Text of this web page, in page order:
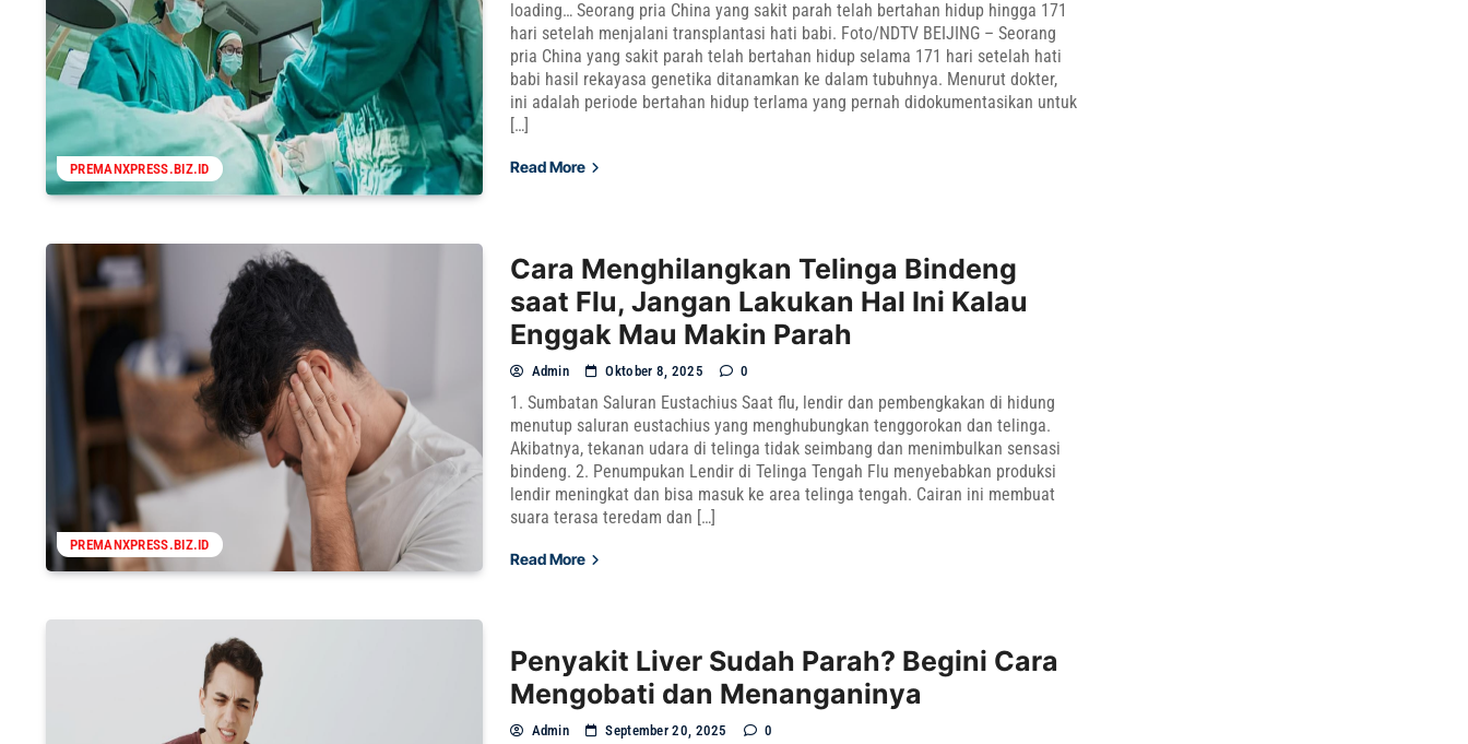
PREMANXPRESS.BIZ.ID
loading… Seorang pria China yang sakit parah telah bertahan hidup hingga 171
hari setelah menjalani transplantasi hati babi. Foto/NDTV BEIJING – Seorang
pria China yang sakit parah telah bertahan hidup selama 171 hari setelah hati
babi hasil rekayasa genetika ditanamkan ke dalam tubuhnya. Menurut dokter,
ini adalah periode bertahan hidup terlama yang pernah didokumentasikan untuk
[…]
Read More
PREMANXPRESS.BIZ.ID
Cara Menghilangkan Telinga Bindeng
saat Flu, Jangan Lakukan Hal Ini Kalau
Enggak Mau Makin Parah
Admin Oktober 8, 2025 0
1. Sumbatan Saluran Eustachius Saat flu, lendir dan pembengkakan di hidung
menutup saluran eustachius yang menghubungkan tenggorokan dan telinga.
Akibatnya, tekanan udara di telinga tidak seimbang dan menimbulkan sensasi
bindeng. 2. Penumpukan Lendir di Telinga Tengah Flu menyebabkan produksi
lendir meningkat dan bisa masuk ke area telinga tengah. Cairan ini membuat
suara terasa teredam dan […]
Read More
Penyakit Liver Sudah Parah? Begini Cara
Mengobati dan Menanganinya
Admin September 20, 2025 0